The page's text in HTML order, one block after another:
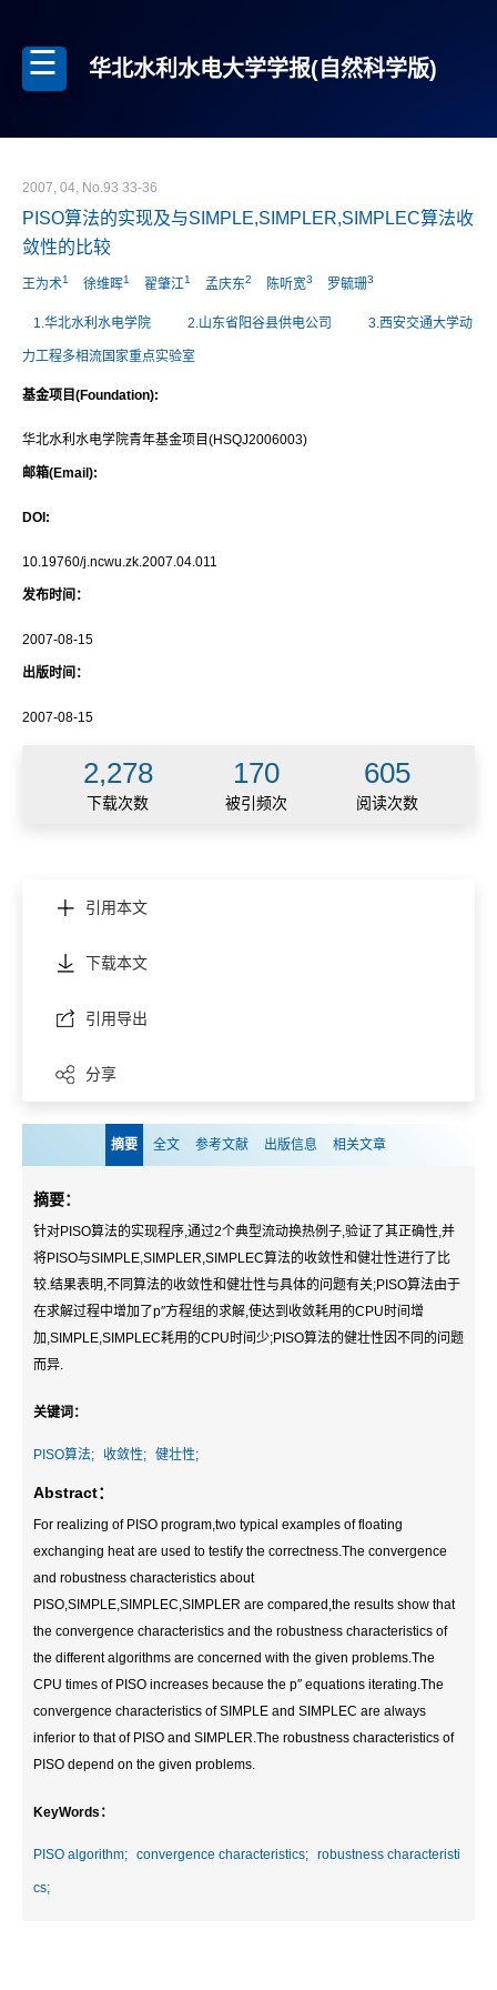
华北水利水电大学学报(自然科学版)
2007, 04, No.93 33-36
PISO算法的实现及与SIMPLE,SIMPLER,SIMPLEC算法收
敛性的比较
王为术1 徐维晖1 翟肇江1 孟庆东2 陈听宽3 罗毓珊3
1.华北水利水电学院 2.山东省阳谷县供电公司 3.西安交通大学动
力工程多相流国家重点实验室
基金项目(Foundation):
华北水利水电学院青年基金项目(HSQJ2006003)
邮箱(Email):
DOI:
10.19760/j.ncwu.zk.2007.04.011
发布时间：
2007-08-15
出版时间：
2007-08-15
2,278 170 605
下载次数 被引频次 阅读次数
引用本文
下载本文
引用导出
分享
摘要 全文 参考文献 出版信息 相关文章
摘要：
针对PISO算法的实现程序,通过2个典型流动换热例子,验证了其正确性,并
将PISO与SIMPLE,SIMPLER,SIMPLEC算法的收敛性和健壮性进行了比
较.结果表明,不同算法的收敛性和健壮性与具体的问题有关;PISO算法由于
在求解过程中增加了p″方程组的求解,使达到收敛耗用的CPU时间增
加,SIMPLE,SIMPLEC耗用的CPU时间少;PISO算法的健壮性因不同的问题
而异.
关键词：
PISO算法; 收敛性; 健壮性;
Abstract：
For realizing of PISO program,two typical examples of floating
exchanging heat are used to testify the correctness.The convergence
and robustness characteristics about
PISO,SIMPLE,SIMPLEC,SIMPLER are compared,the results show that
the convergence characteristics and the robustness characteristics of
the different algorithms are concerned with the given problems.The
CPU times of PISO increases because the p″ equations iterating.The
convergence characteristics of SIMPLE and SIMPLEC are always
inferior to that of PISO and SIMPLER.The robustness characteristics of
PISO depend on the given problems.
KeyWords：
PISO algorithm; convergence characteristics; robustness characteristi
cs;